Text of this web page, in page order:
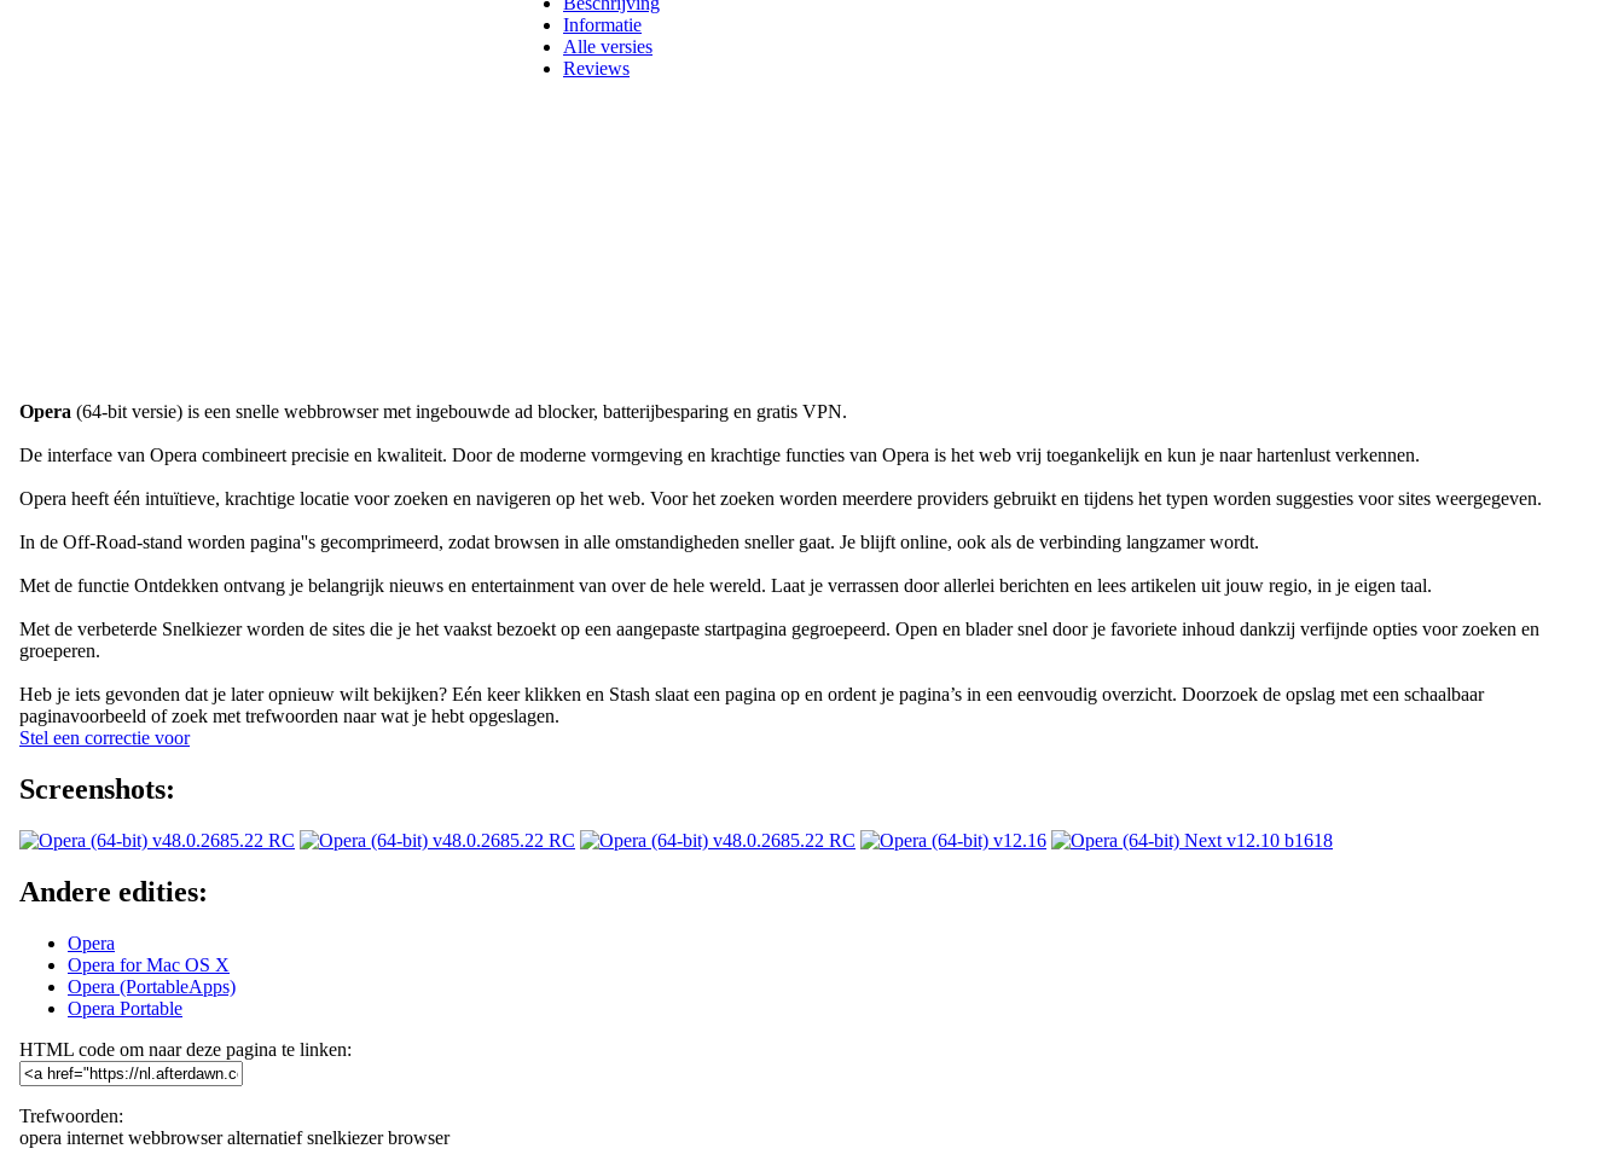
Informatie
Alle versies
Reviews
Opera (64-bit versie) is een snelle webbrowser met ingebouwde ad blocker, batterijbesparing en gratis VPN.
De interface van Opera combineert precisie en kwaliteit. Door de moderne vormgeving en krachtige functies van Opera is het web vrij toegankelijk en kun je naar hartenlust verkennen.
Opera heeft één intuïtieve, krachtige locatie voor zoeken en navigeren op het web. Voor het zoeken worden meerdere providers gebruikt en tijdens het typen worden suggesties voor sites weergegeven.
In de Off-Road-stand worden pagina''s gecomprimeerd, zodat browsen in alle omstandigheden sneller gaat. Je blijft online, ook als de verbinding langzamer wordt.
Met de functie Ontdekken ontvang je belangrijk nieuws en entertainment van over de hele wereld. Laat je verrassen door allerlei berichten en lees artikelen uit jouw regio, in je eigen taal.
Met de verbeterde Snelkiezer worden de sites die je het vaakst bezoekt op een aangepaste startpagina gegroepeerd. Open en blader snel door je favoriete inhoud dankzij verfijnde opties voor zoeken en
groeperen.
Heb je iets gevonden dat je later opnieuw wilt bekijken? Eén keer klikken en Stash slaat een pagina op en ordent je pagina’s in een eenvoudig overzicht. Doorzoek de opslag met een schaalbaar
paginavoorbeeld of zoek met trefwoorden naar wat je hebt opgeslagen.
Stel een correctie voor
Screenshots:
Andere edities:
Opera
Opera for Mac OS X
Opera (PortableApps)
Opera Portable
HTML code om naar deze pagina te linken:
Trefwoorden:
opera internet webbrowser alternatief snelkiezer browser